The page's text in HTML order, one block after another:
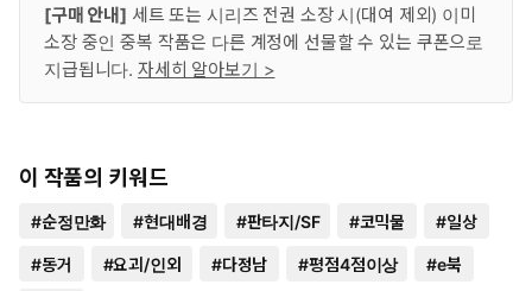
[구매 안내] 세트 또는 시리즈 전권 소장 시(대여 제외) 이미
소장 중인 중복 작품은 다른 계정에 선물할 수 있는 쿠폰으로
지급됩니다. 자세히 알아보기 >
이 작품의 키워드
#순정만화 #현대배경 #판타지/SF #코믹물 #일상
#동거 #요괴/인외 #다정남 #평점4점이상 #e북